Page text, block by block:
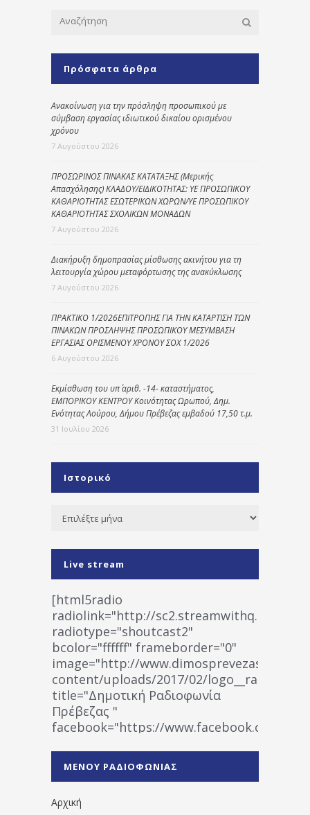
Πρόσφατα άρθρα
Ανακοίνωση για την πρόσληψη προσωπικού με
σύμβαση εργασίας ιδιωτικού δικαίου ορισμένου
χρόνου
7 Αυγούστου 2026
ΠΡΟΣΩΡΙΝΟΣ ΠΙΝΑΚΑΣ ΚΑΤΑΤΑΞΗΣ (Μερικής
Απασχόλησης) ΚΛΑΔΟΥ/ΕΙΔΙΚΟΤΗΤΑΣ: ΥΕ ΠΡΟΣΩΠΙΚΟΥ
ΚΑΘΑΡΙΟΤΗΤΑΣ ΕΣΩΤΕΡΙΚΩΝ ΧΩΡΩΝ/ΥΕ ΠΡΟΣΩΠΙΚΟΥ
ΚΑΘΑΡΙΟΤΗΤΑΣ ΣΧΟΛΙΚΩΝ ΜΟΝΑΔΩΝ
7 Αυγούστου 2026
Διακήρυξη δημοπρασίας μίσθωσης ακινήτου για τη
λειτουργία χώρου μεταφόρτωσης της ανακύκλωσης
7 Αυγούστου 2026
ΠΡΑΚΤΙΚΟ 1/2026ΕΠΙΤΡΟΠΗΣ ΓΙΑ ΤΗΝ ΚΑΤΑΡΤΙΣΗ ΤΩΝ
ΠΙΝΑΚΩΝ ΠΡΟΣΛΗΨΗΣ ΠΡΟΣΩΠΙΚΟΥ ΜΕΣΥΜΒΑΣΗ
ΕΡΓΑΣΙΑΣ ΟΡΙΣΜΕΝΟΥ ΧΡΟΝΟΥ ΣΟΧ 1/2026
6 Αυγούστου 2026
Εκμίσθωση του υπ΄ αριθ. -14- καταστήματος,
ΕΜΠΟΡΙΚΟΥ ΚΕΝΤΡΟΥ Κοινότητας Ωρωπού, Δημ.
Ενότητας Λούρου, Δήμου Πρέβεζας εμβαδού 17,50 τ.μ.
31 Ιουλίου 2026
Ιστορικό
Ιστορικό
Live stream
[html5radio
radiolink="http://
radiotype="shoutcast2"
bcolor="ffffff" frameborder="0"
image="http://www.dimosprevezas.gr/wp-
content/uploads/2017/02/
title="Δημοτική Ραδιοφωνία
Πρέβεζας "
facebook="https://www.facebook.com/
1531194763766854/" artist="" ]
ΜΕΝΟΥ ΡΑΔΙΟΦΩΝΙΑΣ
Αρχική